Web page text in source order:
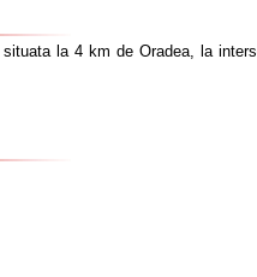
la 4 km de Oradea, la